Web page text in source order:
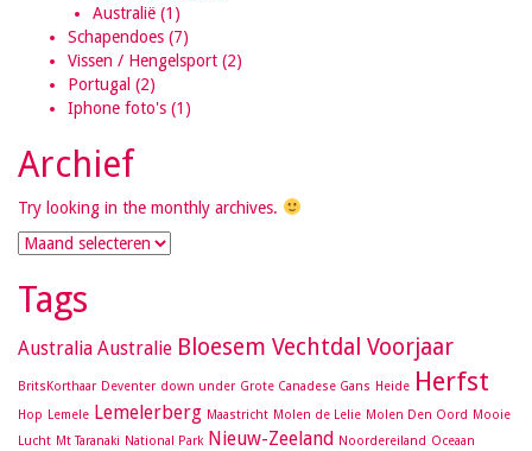
Australië (1)
Schapendoes (7)
Vissen / Hengelsport (2)
Portugal (2)
Iphone foto's (1)
Archief
Try looking in the monthly archives.
Archief
Tags
Australia Australie Bloesem Vechtdal Voorjaar
BritsKorthaar Deventer down under Grote Canadese Gans Heide Herfst
Hop Lemele Lemelerberg Maastricht Molen de Lelie Molen Den Oord Mooie
Lucht Mt Taranaki National Park Nieuw-Zeeland Noordereiland Oceaan